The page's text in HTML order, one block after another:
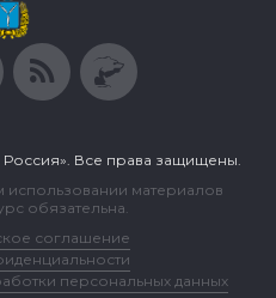
Все права защищены.
материалов
обязательна.
соглашение
персональных данных